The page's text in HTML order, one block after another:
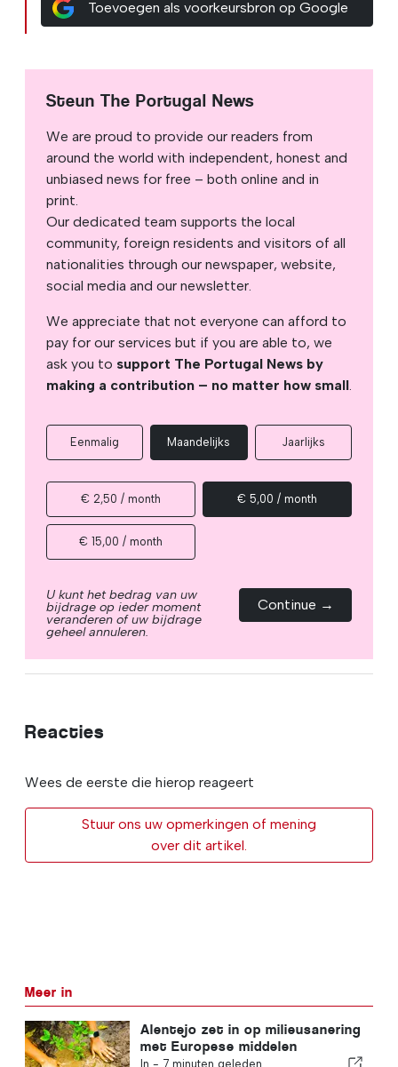
Toevoegen als voorkeursbron op Google
Steun The Portugal News
We are proud to provide our readers from
around the world with independent, honest and
unbiased news for free – both online and in
print.
Our dedicated team supports the local
community, foreign residents and visitors of all
nationalities through our newspaper, website,
social media and our newsletter.
We appreciate that not everyone can afford to
pay for our services but if you are able to, we
ask you to support The Portugal News by
making a contribution – no matter how small.
Eenmalig Maandelijks Jaarlijks
€ 2,50 / month € 5,00 / month
€ 15,00 / month
U kunt het bedrag van uw
bijdrage op ieder moment
veranderen of uw bijdrage
geheel annuleren.
Continue →
Reacties
Wees de eerste die hierop reageert
Stuur ons uw opmerkingen of mening
over dit artikel.
Meer in
Alentejo zet in op milieusanering
met Europese middelen
In - 7 minuten geleden